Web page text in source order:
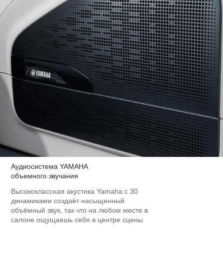
Аудиосистема YAMAHA
объемного звучания
Высококлассная акустика Yamaha с 30
динамиками создаёт насыщенный
объёмный звук, так что на любом месте в
салоне ощущаешь себя в центре сцены